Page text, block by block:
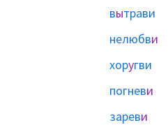
вытрави
нелюбви
хоругви
погневи
зареви